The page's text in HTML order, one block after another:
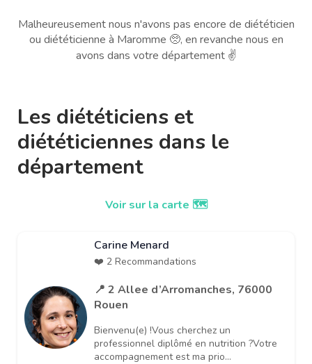
Malheureusement nous n'avons pas encore de diététicien
ou diététicienne à Maromme 🥺, en revanche nous en
avons dans votre département ✌️
Les diététiciens et
diététiciennes dans le
département
Voir sur la carte 🗺️
Carine Menard
❤️ 2 Recommandations
📍 2 Allee d’Arromanches, 76000
Rouen
Bienvenu(e) !Vous cherchez un
professionnel diplômé en nutrition ?Votre
accompagnement est ma prio...